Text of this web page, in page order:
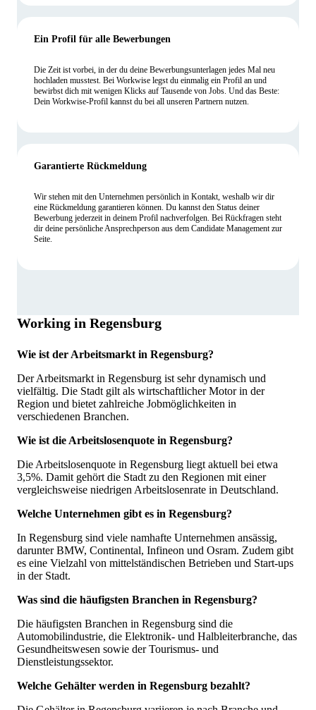
Ein Profil für alle Bewerbungen
Die Zeit ist vorbei, in der du deine Bewerbungsunterlagen jedes Mal neu
hochladen musstest. Bei Workwise legst du einmalig ein Profil an und
bewirbst dich mit wenigen Klicks auf Tausende von Jobs. Und das Beste:
Dein Workwise-Profil kannst du bei all unseren Partnern nutzen.
Garantierte Rückmeldung
Wir stehen mit den Unternehmen persönlich in Kontakt, weshalb wir dir
eine Rückmeldung garantieren können. Du kannst den Status deiner
Bewerbung jederzeit in deinem Profil nachverfolgen. Bei Rückfragen steht
dir deine persönliche Ansprechperson aus dem Candidate Management zur
Seite.
Working in Regensburg
Wie ist der Arbeitsmarkt in Regensburg?
Der Arbeitsmarkt in Regensburg ist sehr dynamisch und
vielfältig. Die Stadt gilt als wirtschaftlicher Motor in der
Region und bietet zahlreiche Jobmöglichkeiten in
verschiedenen Branchen.
Wie ist die Arbeitslosenquote in Regensburg?
Die Arbeitslosenquote in Regensburg liegt aktuell bei etwa
3,5%. Damit gehört die Stadt zu den Regionen mit einer
vergleichsweise niedrigen Arbeitslosenrate in Deutschland.
Welche Unternehmen gibt es in Regensburg?
In Regensburg sind viele namhafte Unternehmen ansässig,
darunter BMW, Continental, Infineon und Osram. Zudem gibt
es eine Vielzahl von mittelständischen Betrieben und Start-ups
in der Stadt.
Was sind die häufigsten Branchen in Regensburg?
Die häufigsten Branchen in Regensburg sind die
Automobilindustrie, die Elektronik- und Halbleiterbranche, das
Gesundheitswesen sowie der Tourismus- und
Dienstleistungssektor.
Welche Gehälter werden in Regensburg bezahlt?